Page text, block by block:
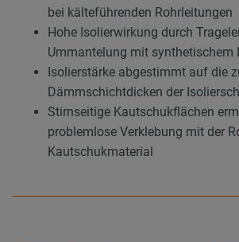
bei kälteführenden Rohrleitungen
Hohe Isolierwirkung durch
Ummantelung mit synthetischem
Isolierstärke abgestimmt auf die
Dämmschichtdicken der
Stirnseitige Kautschukflächen
problemlose Verklebung mit der
Kautschukmaterial